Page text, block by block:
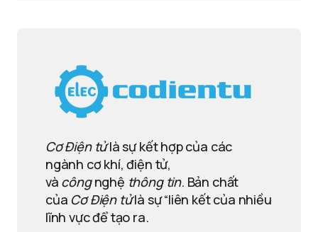
Cơ Điện tửlà sự kết hợp của các
ngành cơ khí, điện tử,
và côngnghệ thông tin. Bản chất
của Cơ Điện tửlà sự “liên kết của nhiều
lĩnh vực để tạo ra.